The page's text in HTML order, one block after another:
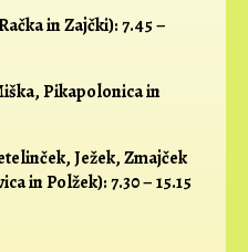
in Zajčki):7.45 –
Pikapolonica in
Ježek, Zmajček
in Polžek):7.30 – 15.15